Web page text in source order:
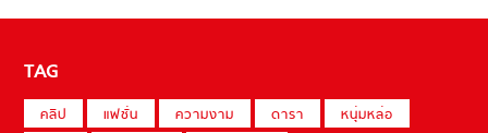
TAG
คลิป แฟชั่น ความงาม ดารา
หนุ่มหล่อ